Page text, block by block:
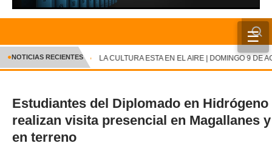
☰
INICIO
CRÓNICA
DEPORTES
ENTRETENIMIENTO Y CULTURA
✕
●NOTICIAS RECIENTES LA CULTURA ESTA EN EL AIRE | DOMINGO 9 DE
Estudiantes del Diplomado en Hidrógeno
realizan visita presencial en Magallanes
en terreno